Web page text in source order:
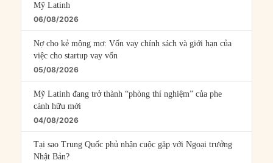
Mỹ Latinh
06/08/2026
Nợ cho kẻ mộng mơ: Vốn vay chính sách và giới hạn của
việc cho startup vay vốn
05/08/2026
Mỹ Latinh đang trở thành “phòng thí nghiệm” của phe
cánh hữu mới
04/08/2026
Tại sao Trung Quốc phủ nhận cuộc gặp với Ngoại trưởng
Nhật Bản?